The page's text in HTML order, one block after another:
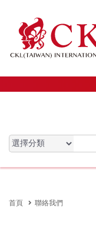
首頁 聯絡我們